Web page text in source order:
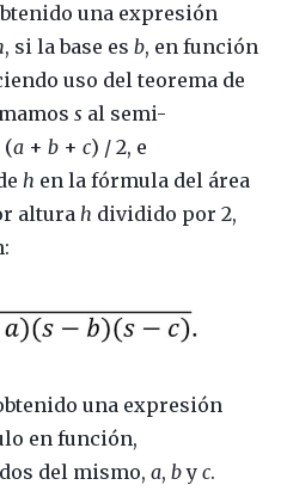
una expresión
, si la base es b, en función
uso del teorema de
s al semi-
(a + b + c) / 2, e
h en la fórmula del área
altura h dividido por 2,
una expresión
en función,
del mismo, a, by c.